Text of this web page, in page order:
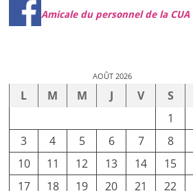
Amicale du personnel de la CUA
AOÛT 2026
L M M J V S
1
3
4 5 6 7 8
10
11 12 13 14 15
17
18 19 20 21 22